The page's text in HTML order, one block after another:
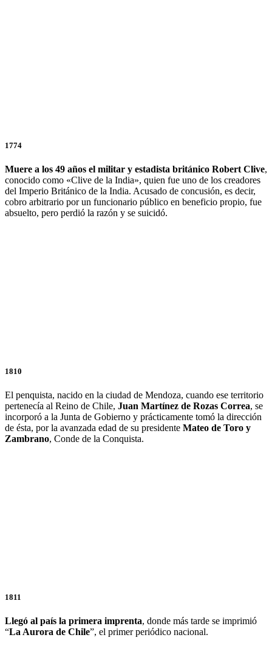
1774
Muere a los 49 años el militar y estadista británico Robert Clive,
conocido como «Clive de la India», quien fue uno de los creadores
del Imperio Británico de la India. Acusado de concusión, es decir,
cobro arbitrario por un funcionario público en beneficio propio, fue
absuelto, pero perdió la razón y se suicidó.
1810
El penquista, nacido en la ciudad de Mendoza, cuando ese territorio
pertenecía al Reino de Chile, Juan Martínez de Rozas Correa, se
incorporó a la Junta de Gobierno y prácticamente tomó la dirección
de ésta, por la avanzada edad de su presidente Mateo de Toro y
Zambrano, Conde de la Conquista.
1811
Llegó al país la primera imprenta, donde más tarde se imprimió
“La Aurora de Chile”, el primer periódico nacional.